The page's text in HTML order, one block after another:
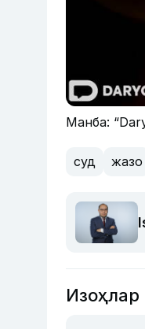
Манба:
суд жазо
Изоҳлар